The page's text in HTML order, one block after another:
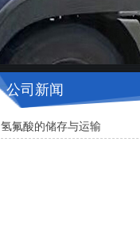
公司新闻
氢氟酸的储存与运输